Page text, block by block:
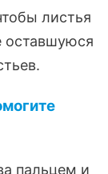
листья
оставшуюся
пальцем и